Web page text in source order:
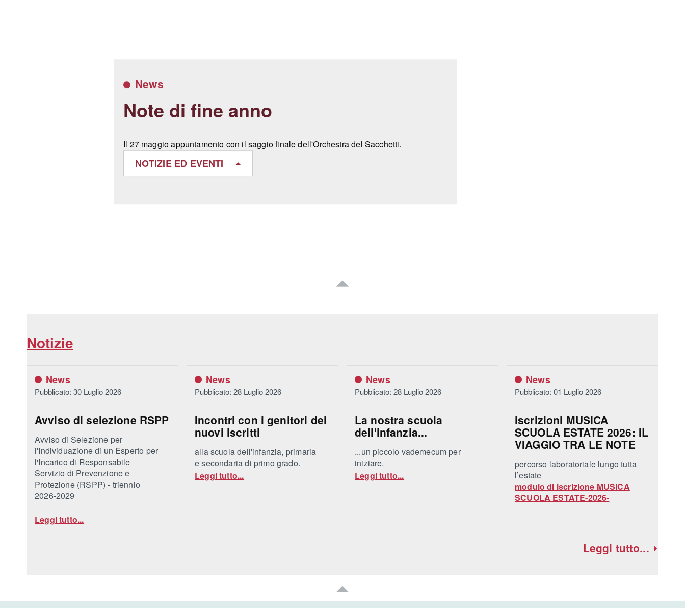
News
Note di fine anno
Il 27 maggio appuntamento con il saggio finale dell'Orchestra del Sacchetti.
NOTIZIE ED EVENTI
Notizie
News
Pubblicato: 30 Luglio 2026
Avviso di selezione RSPP
Avviso di Selezione per
l'Individuazione di un Esperto per
l'Incarico di Responsabile
Servizio di Prevenzione e
Protezione (RSPP) - triennio
2026-2029
Leggi tutto...
News
Pubblicato: 28 Luglio 2026
Incontri con i genitori dei
nuovi iscritti
alla scuola dell'infanzia, primaria
e secondaria di primo grado.
Leggi tutto...
News
Pubblicato: 28 Luglio 2026
La nostra scuola
dell'infanzia...
...un piccolo vademecum per
iniziare.
Leggi tutto...
News
Pubblicato: 01 Luglio 2026
iscrizioni MUSICA
SCUOLA ESTATE 2026: IL
VIAGGIO TRA LE NOTE
percorso laboratoriale lungo tutta
l’estate
modulo di iscrizione MUSICA
SCUOLA ESTATE-2026-
Leggi tutto...